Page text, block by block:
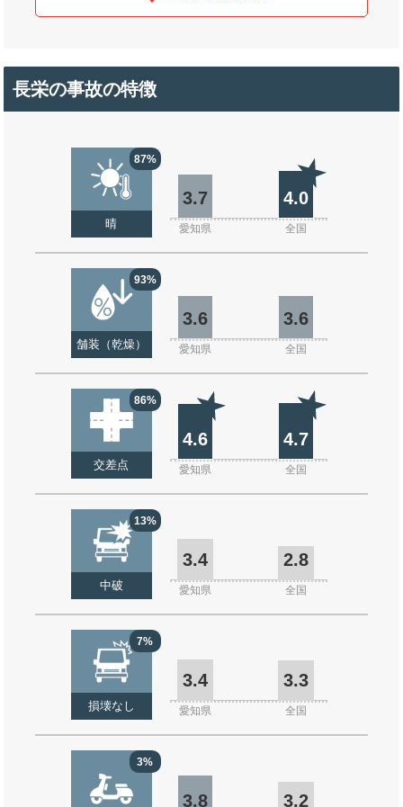
長栄の事故の特徴
87%
晴
3.7 4.0
愛知県 全国
93%
舗装（乾燥）
3.6 3.6
愛知県 全国
86%
交差点
4.6 4.7
愛知県 全国
13%
中破
3.4 2.8
愛知県 全国
7%
損壊なし
3.4 3.3
愛知県 全国
3%
3.8 3.2